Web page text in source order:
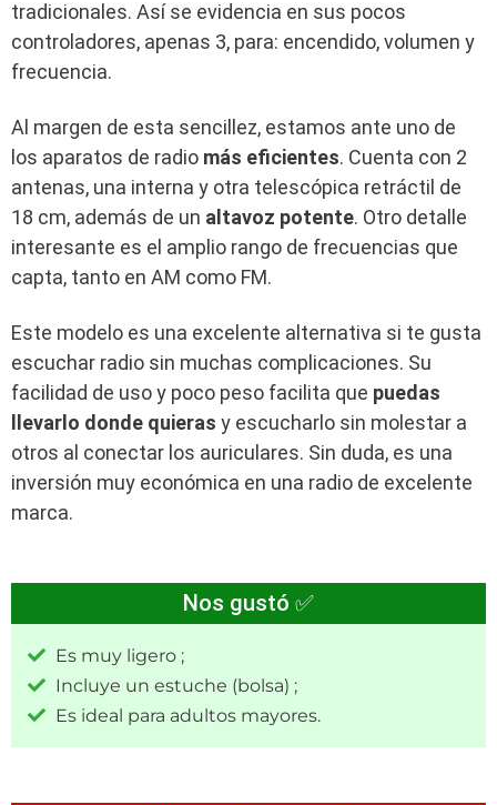
tradicionales. Así se evidencia en sus pocos
controladores, apenas 3, para: encendido, volumen y
frecuencia.
Al margen de esta sencillez, estamos ante uno de
los aparatos de radio más eficientes. Cuenta con 2
antenas, una interna y otra telescópica retráctil de
18 cm, además de un altavoz potente. Otro detalle
interesante es el amplio rango de frecuencias que
capta, tanto en AM como FM.
Este modelo es una excelente alternativa si te gusta
escuchar radio sin muchas complicaciones. Su
facilidad de uso y poco peso facilita que puedas
llevarlo donde quieras y escucharlo sin molestar a
otros al conectar los auriculares. Sin duda, es una
inversión muy económica en una radio de excelente
marca.
Nos gustó ✅
Es muy ligero ;
Incluye un estuche (bolsa) ;
Es ideal para adultos mayores.